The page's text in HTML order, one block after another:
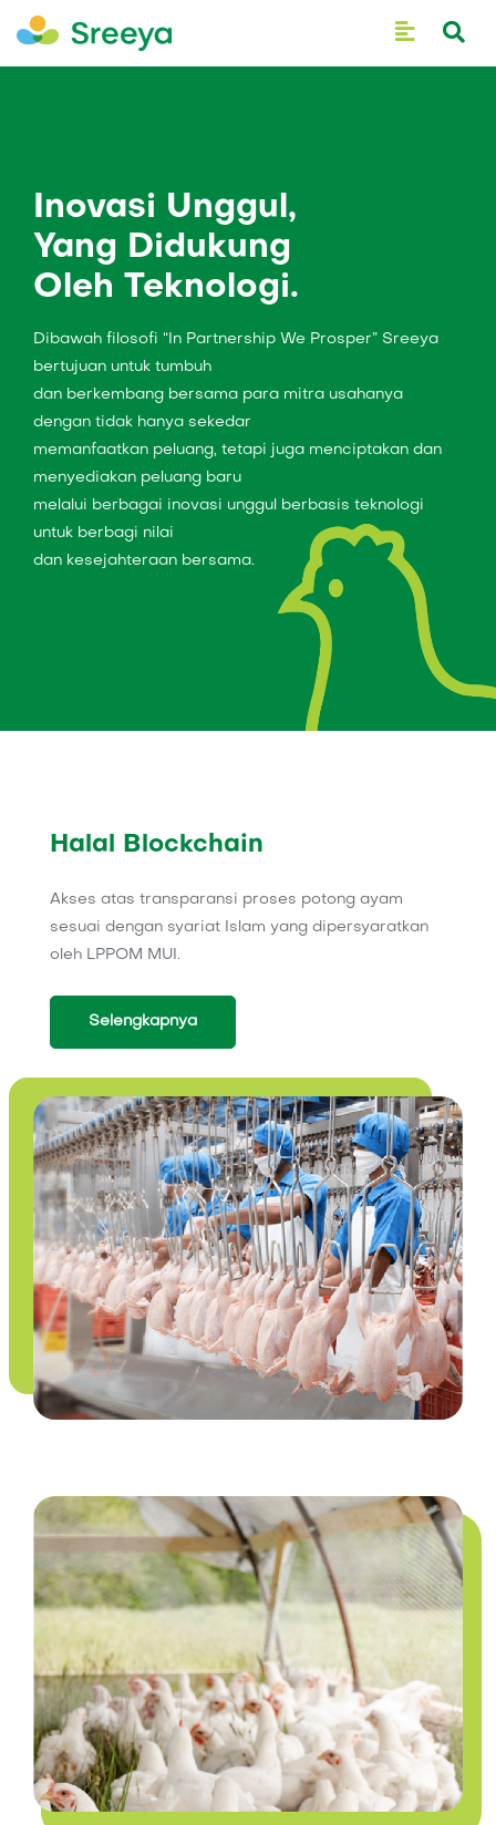
Inovasi Unggul,
Yang Didukung
Oleh Teknologi.
Dibawah filosofi “In Partnership We Prosper” Sreeya
bertujuan untuk tumbuh
dan berkembang bersama para mitra usahanya
dengan tidak hanya sekedar
memanfaatkan peluang, tetapi juga menciptakan dan
menyediakan peluang baru
melalui berbagai inovasi unggul berbasis teknologi
untuk berbagi nilai
dan kesejahteraan bersama.
Halal Blockchain
Akses atas transparansi proses potong ayam
sesuai dengan syariat Islam yang dipersyaratkan
oleh LPPOM MUI.
Selengkapnya